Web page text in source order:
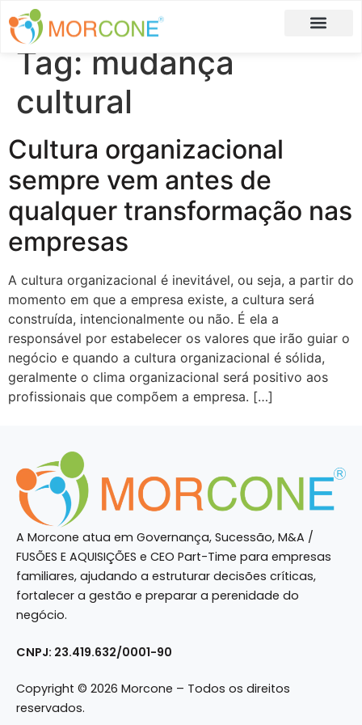
Tag: mudança
cultural
Cultura organizacional
sempre vem antes de
qualquer transformação nas
empresas
A cultura organizacional é inevitável, ou seja, a partir do
momento em que a empresa existe, a cultura será
construída, intencionalmente ou não. É ela a
responsável por estabelecer os valores que irão guiar o
negócio e quando a cultura organizacional é sólida,
geralmente o clima organizacional será positivo aos
profissionais que compõem a empresa. […]
A Morcone atua em Governança, Sucessão, M&A /
FUSÕES E AQUISIÇÕES e CEO Part-Time para empresas
familiares, ajudando a estruturar decisões críticas,
fortalecer a gestão e preparar a perenidade do
negócio.
CNPJ: 23.419.632/0001-90
Copyright © 2026 Morcone – Todos os direitos
reservados.